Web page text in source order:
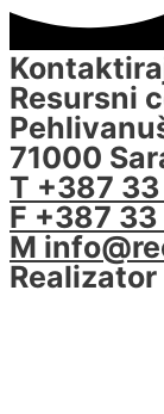
Resursni
71000
T +387 33
F +387 33
M